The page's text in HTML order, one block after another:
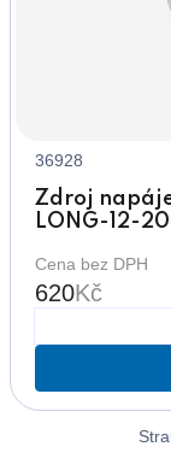
36928
Zdroj
LONG-12-
Cena bez DPH
620Kč